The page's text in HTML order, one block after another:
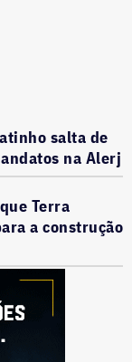
salta de
na Alerj
Terra
a construção